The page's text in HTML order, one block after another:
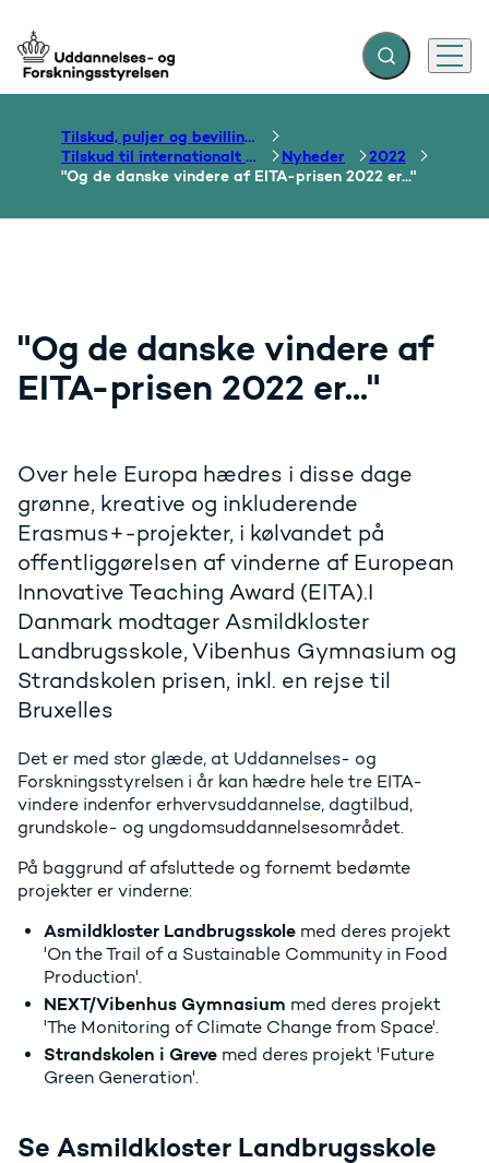
Gå til forsiden Fold søgefelt ud
Menu
Tilskud, puljer og bevillinger
Tilskud til internationalt samarbejde om uddannelse
Nyheder
2022
"Og de danske vindere af EITA-prisen 2022 er..."
"Og de danske vindere af
EITA-prisen 2022 er..."
Over hele Europa hædres i disse dage
grønne, kreative og inkluderende
Erasmus+-projekter, i kølvandet på
offentliggørelsen af vinderne af European
Innovative Teaching Award (EITA).I
Danmark modtager Asmildkloster
Landbrugsskole, Vibenhus Gymnasium og
Strandskolen prisen, inkl. en rejse til
Bruxelles
Det er med stor glæde, at Uddannelses- og
Forskningsstyrelsen i år kan hædre hele tre EITA-
vindere indenfor erhvervsuddannelse, dagtilbud,
grundskole- og ungdomsuddannelsesområdet.
På baggrund af afsluttede og fornemt bedømte
projekter er vinderne:
Asmildkloster Landbrugsskole med deres projekt
'On the Trail of a Sustainable Community in Food
Production'.
NEXT/Vibenhus Gymnasium med deres projekt
'The Monitoring of Climate Change from Space'.
Strandskolen i Greve med deres projekt 'Future
Green Generation'.
Se Asmildkloster Landbrugsskole